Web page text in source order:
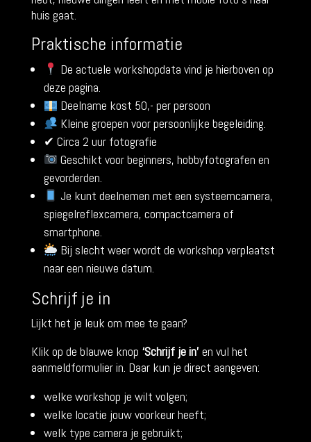
huis gaat.
Praktische informatie
De actuele workshopdata vind je hierboven op
deze pagina.
Deelname kost 50,- per persoon
Kleine groepen voor persoonlijke begeleiding.
✔ Circa 2 uur fotografie
Geschikt voor beginners, hobbyfotografen en
gevorderden.
Je kunt deelnemen met een systeemcamera,
spiegelreflexcamera, compactcamera of
smartphone.
Bij slecht weer wordt de workshop verplaatst
naar een nieuwe datum.
Schrijf je in
Lijkt het je leuk om mee te gaan?
Klik op de blauwe knop ‘Schrijf je in’ en vul het
aanmeldformulier in. Daar kun je direct aangeven:
welke workshop je wilt volgen;
welke locatie jouw voorkeur heeft;
welk type camera je gebruikt;